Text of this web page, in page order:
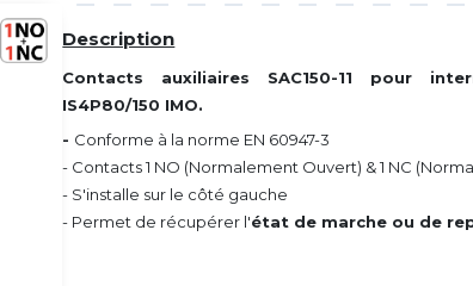
(1 avis)Description
Contacts auxiliaires SAC150-11 pour
IS4P80/150 IMO.
- Conforme à la norme EN 60947-3
- Contacts 1 NO (Normalement Ouvert) & 1 NC
- S'installe sur le côté gauche
- Permet de récupérer l'état de marche ou de